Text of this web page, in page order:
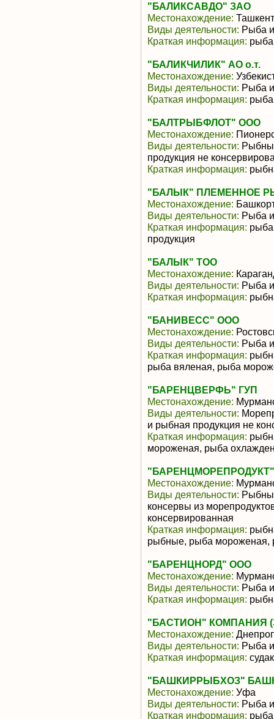
"БАЛИКСАВДО" ЗАО
Местонахождение: Ташкент
Виды деятельности: Рыба
Краткая информация:
"БАЛИКЧИЛИК" АО о.т.
Местонахождение:
Виды деятельности: Рыба
Краткая информация:
"БАЛТРЫБФЛОТ" ООО
Местонахождение:
Виды деятельности:
продукция не
Краткая информация:
"БАЛЫК" ПЛЕМЕННОЕ
Местонахождение:
Виды деятельности: Рыба
Краткая информация: рыба
продукция
"БАЛЫК" ТОО
Местонахождение:
Виды деятельности: Рыба
Краткая информация:
"БАНИВЕСС" ООО
Местонахождение:
Виды деятельности: Рыба
Краткая информация:
рыба вяленая, рыба
"БАРЕНЦВЕРФЬ" ГУП
Местонахождение:
Виды деятельности:
и рыбная продукция не
Краткая информация:
мороженая, рыба
Местонахождение:
Виды деятельности:
консервы из
консервированная
Краткая информация:
рыбные, рыба мороженая,
"БАРЕНЦНОРД" ООО
Местонахождение:
Виды деятельности: Рыба
Краткая информация:
"БАСТИОН" КОМПАНИЯ
Местонахождение:
Виды деятельности: Рыба
Краткая информация:
"БАШКИРРЫБХОЗ"
Местонахождение: Уфа
Виды деятельности: Рыба
Краткая информация: рыба